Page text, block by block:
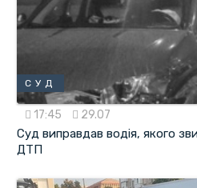
СУД
17:45 29.07
Суд виправдав водія, якого
ДТП